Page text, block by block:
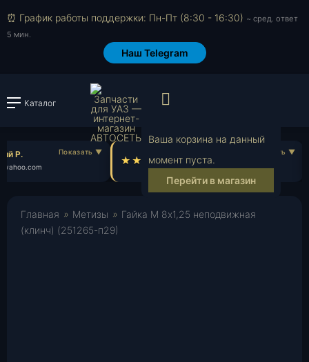
⏰ График работы поддержки: Пн-Пт (8:30 - 16:30) ~ сред. ответ
5 мин.
Наш Telegram
Каталог Войти или
Ваша корзина на данный
момент пуста.
Перейти в магазин
Р.
vs***@gmail.com
Главная » Метизы » Гайка М 8х1,25 неподвижная
(клинч) (251265-п29)